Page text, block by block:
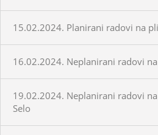
15.02.2024. Planirani radovi na
16.02.2024. Neplanirani radovi
19.02.2024. Neplanirani radovi
Selo